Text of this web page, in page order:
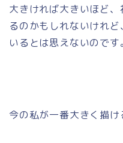
大きければ大きいほど
るのかもしれないけれ
いるとは思えないのです。
今の私が一番大きく描け